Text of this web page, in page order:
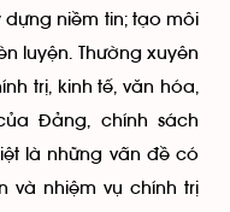
niềm tin; tạo môi
luyện. Thường xuyên
trị, kinh tế, văn hóa,
Đảng, chính sách
là những vấn đề có
và nhiệm vụ chính trị